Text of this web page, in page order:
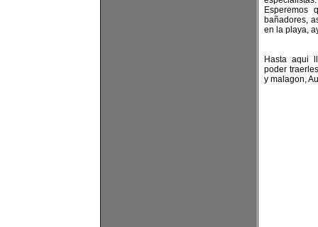
Esperemos
bañadores,
en la playa,
Hasta aqui
poder
y malagon,